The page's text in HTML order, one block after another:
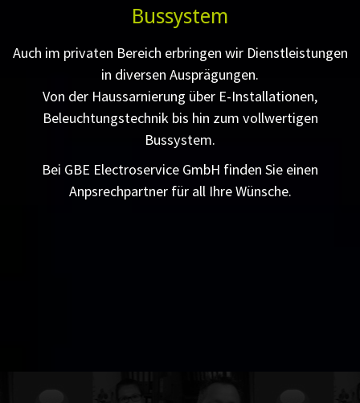
Bussystem
Auch im privaten Bereich erbringen wir Dienstleistungen
in diversen Ausprägungen.
Von der Haussarnierung über E-Installationen,
Beleuchtungstechnik bis hin zum vollwertigen
Bussystem.
Bei GBE Electroservice GmbH finden Sie einen
Anpsrechpartner für all Ihre Wünsche.